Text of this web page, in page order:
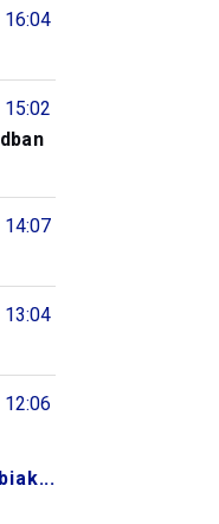
16:04
15:02
14:07
13:04
12:06